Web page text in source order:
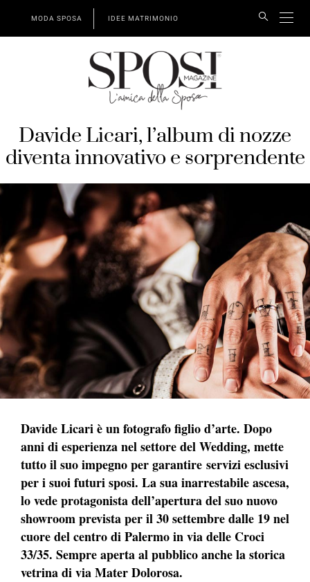
MODA SPOSA IDEE MATRIMONIO
Davide Licari, l’album di nozze
diventa innovativo e sorprendente
Davide Licari è un fotografo figlio d’arte. Dopo
anni di esperienza nel settore del Wedding, mette
tutto il suo impegno per garantire servizi esclusivi
per i suoi futuri sposi. La sua inarrestabile ascesa,
lo vede protagonista dell’apertura del suo nuovo
showroom prevista per il 30 settembre dalle 19 nel
cuore del centro di Palermo in via delle Croci
33/35. Sempre aperta al pubblico anche la storica
vetrina di via Mater Dolorosa.